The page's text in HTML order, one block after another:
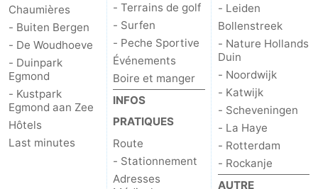
Chaumières
- Buiten Bergen
- De Woudhoeve
- Duinpark
Egmond
- Kustpark
Egmond aan Zee
Hôtels
Last minutes
- Terrains de golf
- Surfen
- Peche Sportive
Événements
Boire et manger
INFOS
PRATIQUES
Route
- Stationnement
Adresses
- Leiden
Bollenstreek
- Nature Hollands
Duin
- Noordwijk
- Katwijk
- Scheveningen
- La Haye
- Rotterdam
- Rockanje
AUTRE